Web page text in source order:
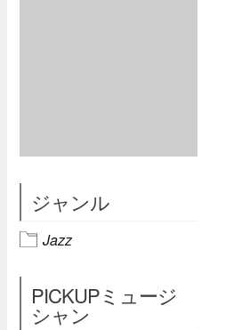
ジャンル
Jazz
PICKUPミュージ
シャン